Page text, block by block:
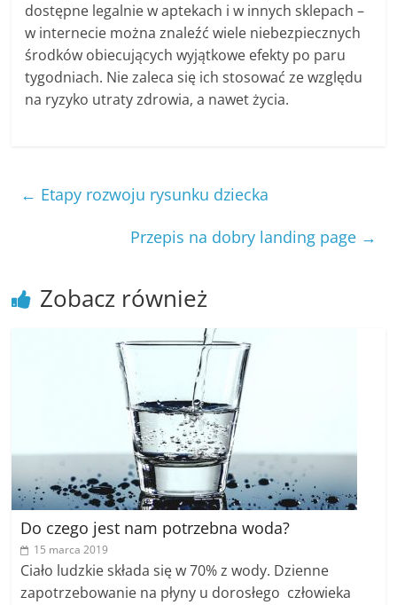
dostępne legalnie w aptekach i w innych sklepach –
w internecie można znaleźć wiele niebezpiecznych
środków obiecujących wyjątkowe efekty po paru
tygodniach. Nie zaleca się ich stosować ze względu
na ryzyko utraty zdrowia, a nawet życia.
← Etapy rozwoju rysunku dziecka
Przepis na dobry landing page →
Zobacz również
Do czego jest nam potrzebna woda?
15 marca 2019
Ciało ludzkie składa się w 70% z wody. Dzienne
zapotrzebowanie na płyny u dorosłego człowieka